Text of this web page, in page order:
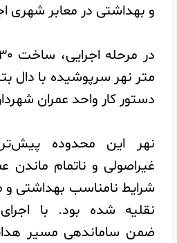
و بهداشتی در معابر شهری
متر نهر سرپوشیده با دال
دستور کار واحد عمران
️نهر این محدوده
غیراصولی و ناتمام ماندن
شرایط نامناسب بهداشتی
نقلیه شده بود. با
ضمن ساماندهی مسیر